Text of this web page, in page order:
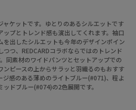
ャケットです。ゆとりのあるシルエットです
ップとトレンド感も演出してくれます。袖口
を出したシルエットも今年のデザインポイン
つつ、REDCARDコラボならではのトレンド
同素材のワイドパンツとセットアップでの
ンピースの上からサラッと羽織るのもおすす
ジ感のある薄めのライトブルー(#071)、程よ
ドブルー(#074)の2色展開です。